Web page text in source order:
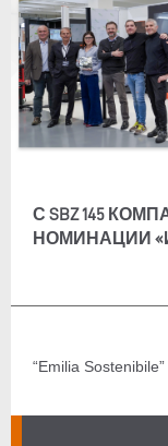
С SBZ 145
НОМИНАЦИИ
“Emilia